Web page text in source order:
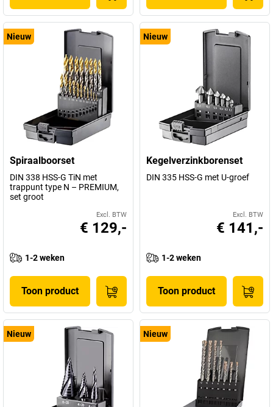
Nieuw
Spiraalboorset
DIN 338 HSS-G TiN met
trappunt type N – PREMIUM,
set groot
Excl. BTW
€ 129,-
1-2 weken
Toon product
Nieuw
Kegelverzinkborenset
DIN 335 HSS-G met U-groef
Excl. BTW
€ 141,-
1-2 weken
Toon product
Nieuw Nieuw